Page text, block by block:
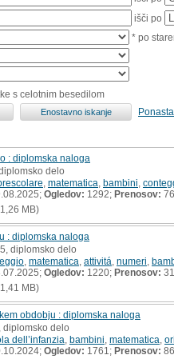
išči po
* po
s celotnim besedilom
: diplomska naloga
diplomsko delo
matematica bambini
Ogledov: 1292; Prenosov: 76
MB)
: diplomska naloga
diplomsko delo
matematica attivitá numeri
Ogledov: 1220; Prenosov: 31
MB)
obdobju : diplomska naloga
diplomsko delo
dell’infanzia bambini matematica
Ogledov: 1761; Prenosov: 86